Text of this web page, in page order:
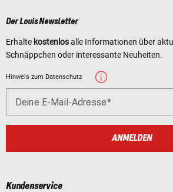
Der Louis Newsletter
Erhalte kostenlosalle Informationen über
Schnäppchen oder interessante Neuheiten.
Hinweis zum Datenschutz
Deine E-Mail-Adresse
ANMELDEN
Kundenservice